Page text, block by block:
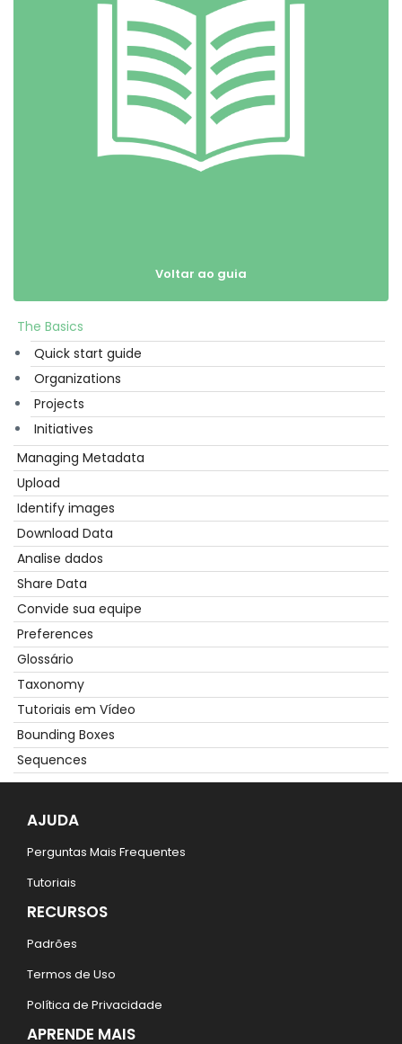
Voltar ao guia
Começar
The Basics
Quick start guide
Organizations
Projects
Initiatives
Managing Metadata
Upload
Identify images
Download Data
Analise dados
Share Data
Convide sua equipe
Preferences
Glossário
Taxonomy
Tutoriais em Vídeo
Bounding Boxes
Sequences
AJUDA
Perguntas Mais Frequentes
Tutoriais
RECURSOS
Padrões
Termos de Uso
Política de Privacidade
APRENDE MAIS